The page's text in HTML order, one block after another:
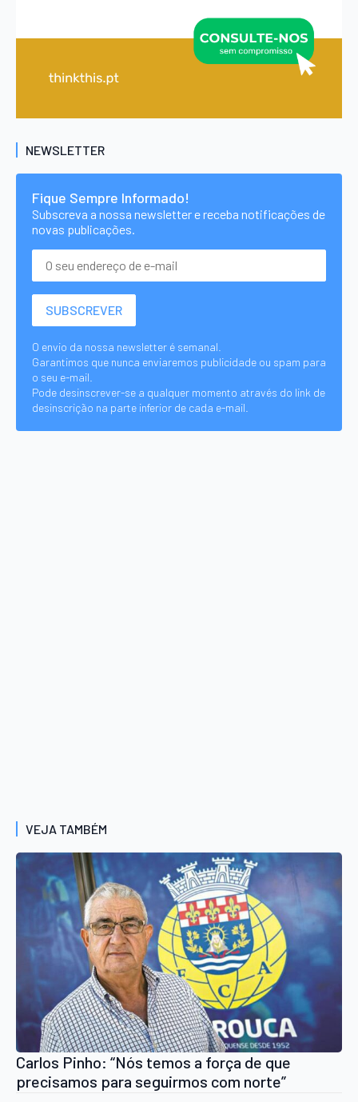
NEWSLETTER
Fique Sempre Informado!
Subscreva a nossa newsletter e receba notificações de
novas publicações.
O envio da nossa newsletter é semanal.
Garantimos que nunca enviaremos publicidade ou spam para
o seu e-mail.
Pode desinscrever-se a qualquer momento através do link de
desinscrição na parte inferior de cada e-mail.
VEJA TAMBÉM
Carlos Pinho: “Nós temos a força de que
precisamos para seguirmos com norte”